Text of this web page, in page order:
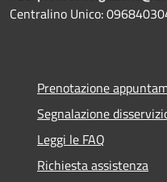
Centralino Unico:
Prenotazione
Segnalazione
Leggi le FAQ
Richiesta assistenza